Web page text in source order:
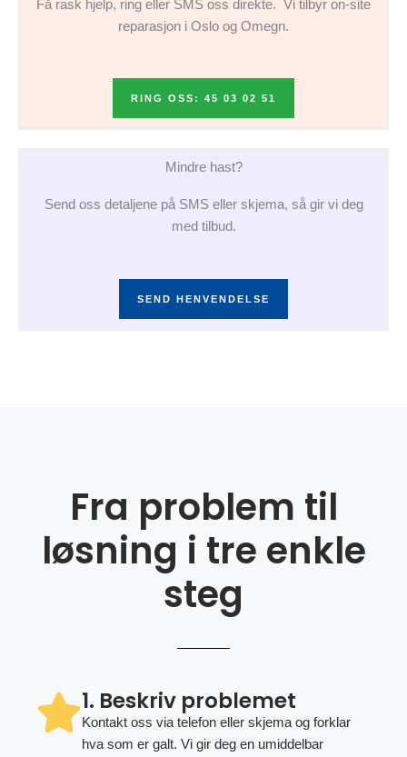
Få rask hjelp, ring eller SMS oss direkte. Vi tilbyr on-site
reparasjon i Oslo og Omegn.
RING OSS: 45 03 02 51
Mindre hast?
Send oss detaljene på SMS eller skjema, så gir vi deg
med tilbud.
SEND HENVENDELSE
Fra problem til
løsning i tre enkle
steg
1. Beskriv problemet
Kontakt oss via telefon eller skjema og forklar
hva som er galt. Vi gir deg en umiddelbar